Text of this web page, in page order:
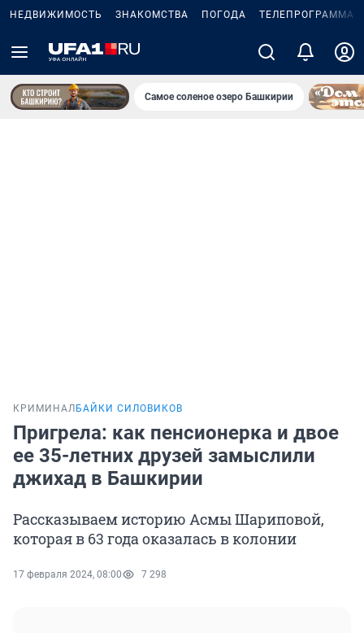
НЕДВИЖИМОСТЬ ЗНАКОМСТВА ПОГОДА ТЕЛЕПРОГРАММА
Самое соленое озеро Башкирии
КРИМИНАЛ БАЙКИ СИЛОВИКОВ
Пригрела: как пенсионерка и двое
ее 35-летних друзей замыслили
джихад в Башкирии
Рассказываем историю Асмы Шариповой,
которая в 63 года оказалась в колонии
17 февраля 2024, 08:00 7 298